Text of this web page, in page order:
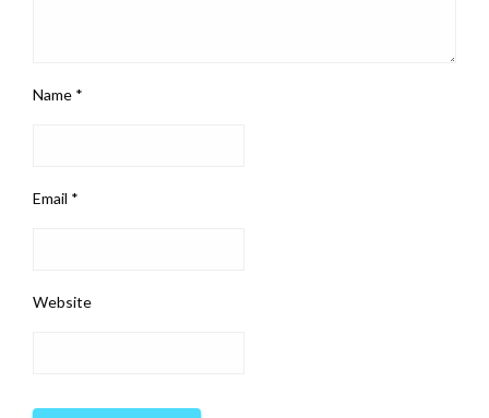
Name *
Email *
Website